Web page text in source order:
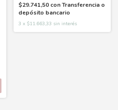
$29.741,50 con Transferencia o
depósito bancario
3 x $11.663,33 sin interés